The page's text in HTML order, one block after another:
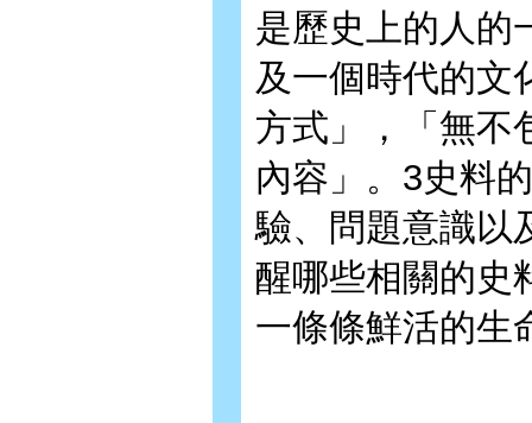
是歷史上的人的
及一個時代的文
方式」，「無不
內容」。3史料
驗、問題意識以
醒哪些相關的史
一條條鮮活的生